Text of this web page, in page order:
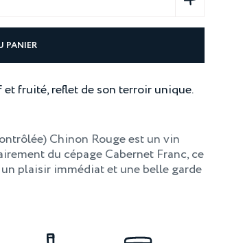
PANIER
fruité, reflet de son terroir unique.
Chinon Rouge est un vin
du cépage Cabernet Franc, ce
plaisir immédiat et une belle garde